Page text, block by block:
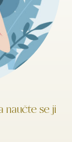
naučte se ji